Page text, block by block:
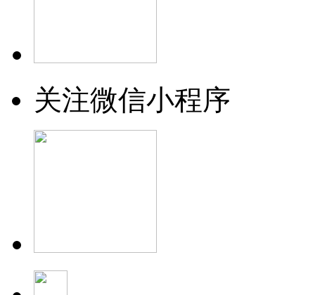
关注微信小程序